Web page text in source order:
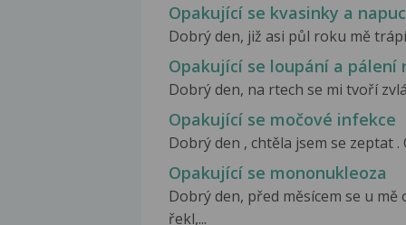
Opakující se kvasinky a
Dobrý den, již asi půl roku mě
Opakující se loupání a
Dobrý den, na rtech se mi tvoří
Opakující se močové infekce
Dobrý den , chtěla jsem se zeptat
Opakující se mononukleoza
Dobrý den, před měsícem se u
řekl,...